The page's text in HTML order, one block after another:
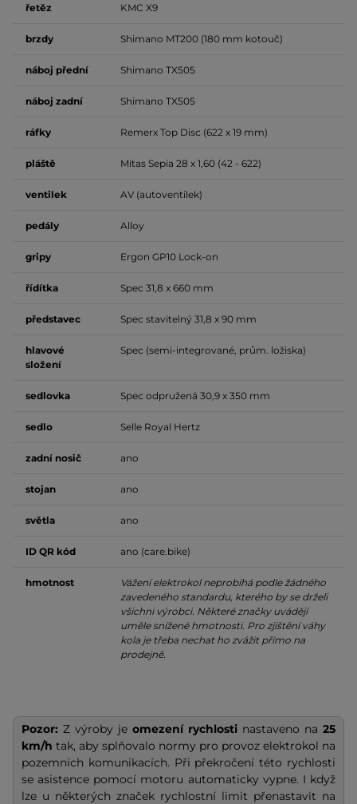
řetěz KMC X9
brzdy Shimano MT200 (180 mm kotouč)
náboj přední Shimano TX505
náboj zadní Shimano TX505
ráfky Remerx Top Disc (622 x 19 mm)
pláště Mitas Sepia 28 x 1,60 (42 - 622)
ventilek AV (autoventilek)
pedály Alloy
gripy Ergon GP10 Lock-on
řídítka Spec 31,8 x 660 mm
představec Spec stavitelný 31,8 x 90 mm
hlavové
složení
Spec (semi-integrované, prům. ložiska)
sedlovka Spec odpružená 30,9 x 350 mm
sedlo Selle Royal Hertz
zadní nosič ano
stojan ano
světla ano
ID QR kód ano (care.bike)
hmotnost
Vážení elektrokol neprobíhá podle žádného
zavedeného standardu, kterého by se drželi
všichni výrobci. Některé značky uvádějí
uměle snížené hmotnosti. Pro zjištění váhy
kola je třeba nechat ho zvážit přímo na
prodejně.
Pozor: Z výroby je omezení rychlosti nastaveno na 25
km/h tak, aby splňovalo normy pro provoz elektrokol na
pozemních komunikacích. Při překročení této rychlosti
se asistence pomocí motoru automaticky vypne. I když
lze u některých značek rychlostní limit přenastavit na